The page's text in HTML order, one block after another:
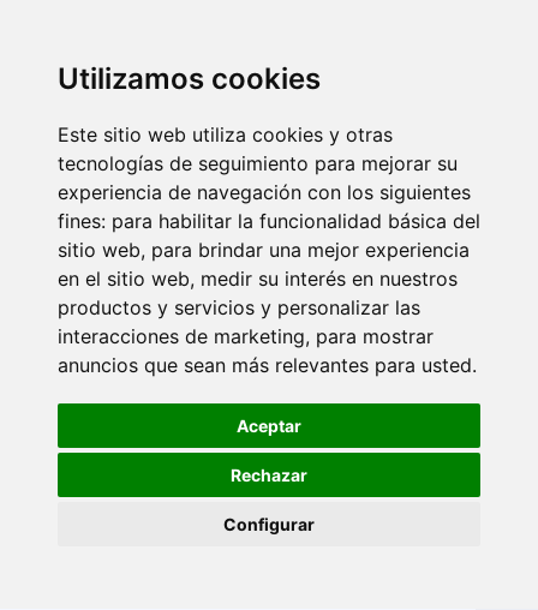
Utilizamos cookies
Este sitio web utiliza cookies y otras
tecnologías de seguimiento para mejorar su
experiencia de navegación con los siguientes
fines: para habilitar la funcionalidad básica del
sitio web, para brindar una mejor experiencia
en el sitio web, medir su interés en nuestros
productos y servicios y personalizar las
interacciones de marketing, para mostrar
anuncios que sean más relevantes para usted.
Aceptar
Rechazar
Configurar